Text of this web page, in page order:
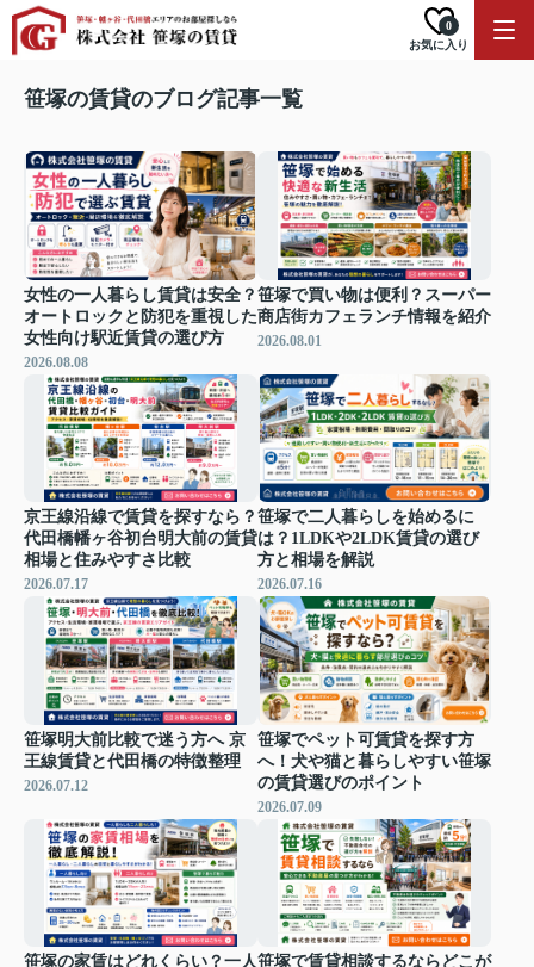
お気に入り
0
笹塚の賃貸のブログ記事一覧
女性の一人暮らし賃貸は安全？
オートロックと防犯を重視した
女性向け駅近賃貸の選び方
2026.08.08
笹塚で買い物は便利？スーパー
商店街カフェランチ情報を紹介
2026.08.01
京王線沿線で賃貸を探すなら？
代田橋幡ヶ谷初台明大前の賃貸
相場と住みやすさ比較
2026.07.17
笹塚で二人暮らしを始めるに
は？1LDKや2LDK賃貸の選び
方と相場を解説
2026.07.16
笹塚明大前比較で迷う方へ 京
王線賃貸と代田橋の特徴整理
2026.07.12
笹塚でペット可賃貸を探す方
へ！犬や猫と暮らしやすい笹塚
の賃貸選びのポイント
2026.07.09
笹塚の家賃はどれくらい？一人笹塚で賃貸相談するならどこが